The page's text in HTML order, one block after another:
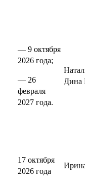
— 9 октября
2026 года;
— 26
февраля
2027 года.
Дина
17 октября
2026 года